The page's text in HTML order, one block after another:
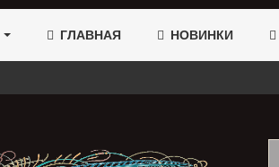
ГЛАВНАЯ НОВИНКИ